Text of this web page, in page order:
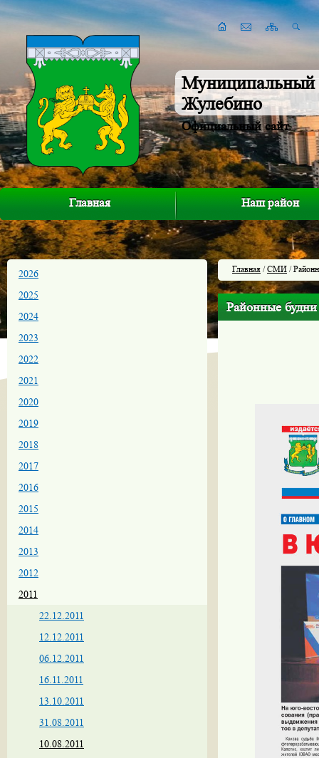
Муниципальный
Жулебино
Официальный сайт
Главная Наш район
2026
2025
2024
2023
2022
2021
2020
2019
2018
2017
2016
2015
2014
2013
2012
2011
22.12.2011
12.12.2011
06.12.2011
16.11.2011
13.10.2011
31.08.2011
10.08.2011
Главная /СМИ /
Районные будни